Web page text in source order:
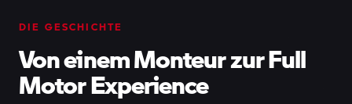
DIE GESCHICHTE
Von einem Monteur zur Full
Motor Experience